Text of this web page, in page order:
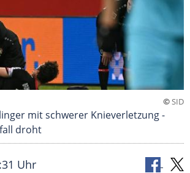
©SID
mit schwerer Knieverletzung -
droht
Uhr